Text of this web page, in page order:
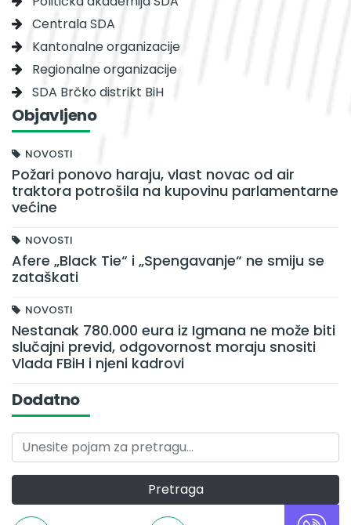
Centrala SDA
Kantonalne organizacije
Regionalne organizacije
SDA Brčko distrikt BiH
Objavljeno
NOVOSTI
Požari ponovo haraju, vlast novac od air
traktora potrošila na kupovinu parlamentarne
većine
NOVOSTI
Afere „Black Tie“ i „Spengavanje“ ne smiju se
zataškati
NOVOSTI
Nestanak 780.000 eura iz Igmana ne može biti
slučajni previd, odgovornost moraju snositi
Vlada FBiH i njeni kadrovi
Dodatno
Pretraga